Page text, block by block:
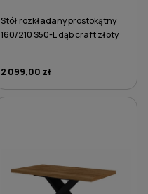
Stół rozkładany prostokątny
160/210 S50-L dąb craft złoty
2 099,00 zł